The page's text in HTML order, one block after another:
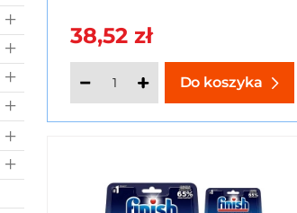
38,52 zł
Do koszyka